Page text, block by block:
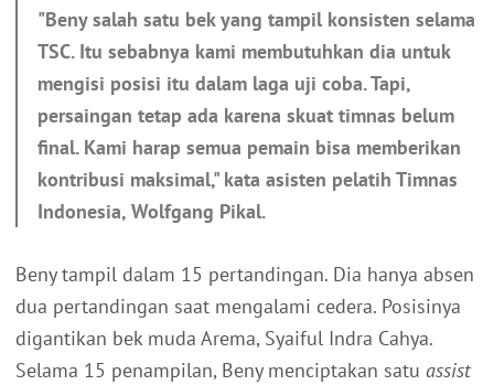
"Beny salah satu bek yang tampil konsisten selama
TSC. Itu sebabnya kami membutuhkan dia untuk
mengisi posisi itu dalam laga uji coba. Tapi,
persaingan tetap ada karena skuat timnas belum
final. Kami harap semua pemain bisa memberikan
kontribusi maksimal," kata asisten pelatih Timnas
Indonesia, Wolfgang Pikal.
Beny tampil dalam 15 pertandingan. Dia hanya absen
dua pertandingan saat mengalami cedera. Posisinya
digantikan bek muda Arema, Syaiful Indra Cahya.
Selama 15 penampilan, Beny menciptakan satu assist